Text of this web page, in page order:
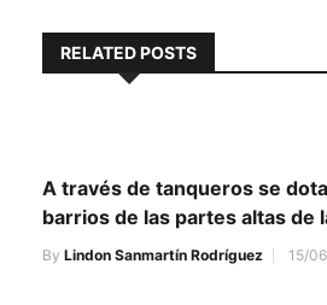
RELATED POSTS
A través de tanqueros se
barrios de las partes altas de
By Lindon Sanmartín Rodríguez 15/